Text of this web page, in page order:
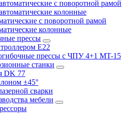
с поворотной рамой
колонные
с поворотной рамой
колонные
прессы
E22
прессы с ЧПУ 4+1 MT-15
станки
DK 77
±45°
сварки
мебели